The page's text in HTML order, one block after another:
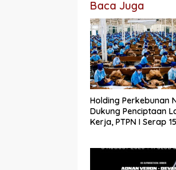
Baca Juga
Holding Perkebunan
Dukung Penciptaan
Kerja, PTPN I Serap